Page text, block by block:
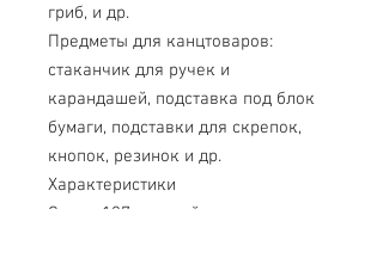
гриб, и др.
Предметы для канцтоваров:
стаканчик для ручек и
карандашей, подставка под блок
бумаги, подставки для скрепок,
кнопок, резинок и др.
Характеристики
Состав137 деталей